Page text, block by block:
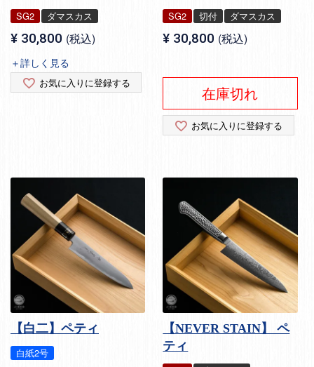
SG2 ダマスカス
¥ 30,800 税込
＋詳しく見る
お気に入りに登録する
SG2 切付 ダマスカス
¥ 30,800 税込
在庫切れ
お気に入りに登録する
【白二】ペティ
白紙2号
【NEVER STAIN】 ペ
ティ